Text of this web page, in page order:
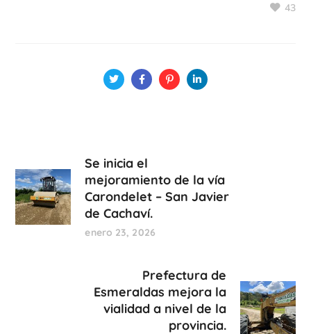
43
Se inicia el
mejoramiento de la vía
Carondelet – San Javier
de Cachaví.
enero 23, 2026
Prefectura de
Esmeraldas mejora la
vialidad a nivel de la
provincia.